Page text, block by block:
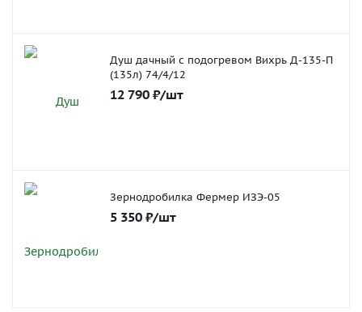
Душ дачный с подогревом Вихрь Д-135-П
(135л) 74/4/12
12 790 ₽/шт
Зернодробилка Фермер ИЗЭ-05
5 350 ₽/шт